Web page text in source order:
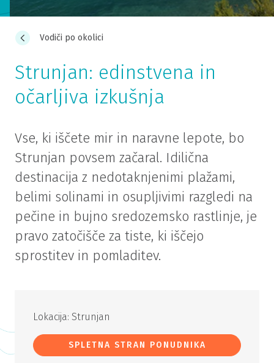
Vodiči po okolici
Strunjan: edinstvena in
očarljiva izkušnja
Vse, ki iščete mir in naravne lepote, bo
Strunjan povsem začaral. Idilična
destinacija z nedotaknjenimi plažami,
belimi solinami in osupljivimi razgledi na
pečine in bujno sredozemsko rastlinje, je
pravo zatočišče za tiste, ki iščejo
sprostitev in pomladitev.
Lokacija: Strunjan
SPLETNA STRAN PONUDNIKA